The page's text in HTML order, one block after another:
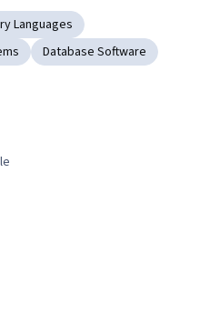
Languages
Database Software